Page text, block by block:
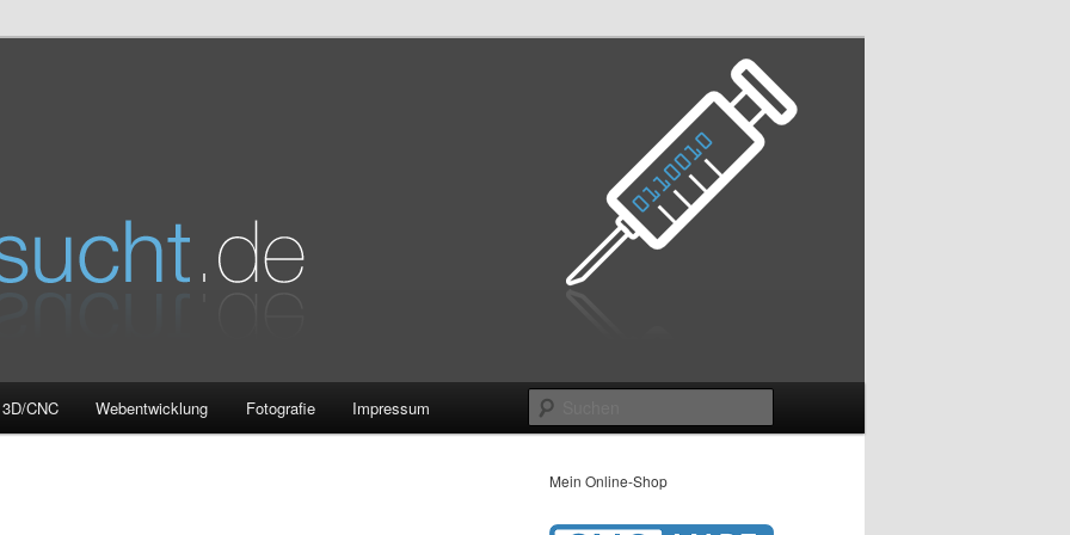
3D/CNC Webentwicklung Fotografie Impressum
Mein Online-Shop